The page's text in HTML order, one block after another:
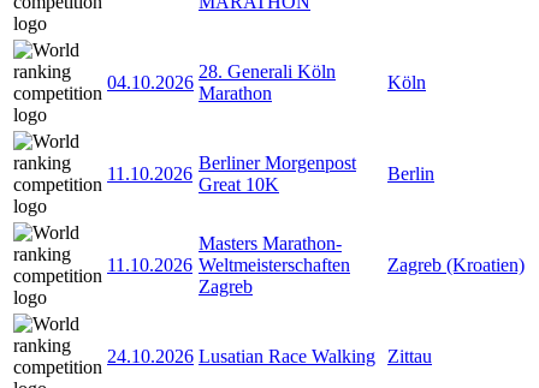
04.10.2026
28. Generali Köln
Marathon
Köln
11.10.2026
Berliner Morgenpost
Great 10K
Berlin
11.10.2026
Masters Marathon-
Weltmeisterschaften
Zagreb
Zagreb (Kroatien)
24.10.2026 Lusatian Race Walking Zittau